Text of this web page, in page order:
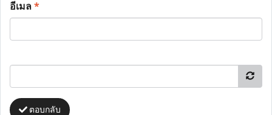
อีเมล*
ตอบกลับ